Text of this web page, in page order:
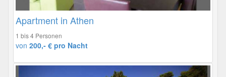
Apartment in Athen
1 bis 4 Personen
von 200,- € pro Nacht